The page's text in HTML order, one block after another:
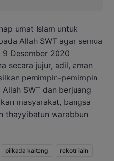
umat Islam untuk
Allah SWT agar semua
9 Desember 2020
secara jujur, adil, aman
pemimpin-pemimpin
SWT dan berjuang
masyarakat, bangsa
thayyibatun warabbun
pilkada kalteng rekotr iain